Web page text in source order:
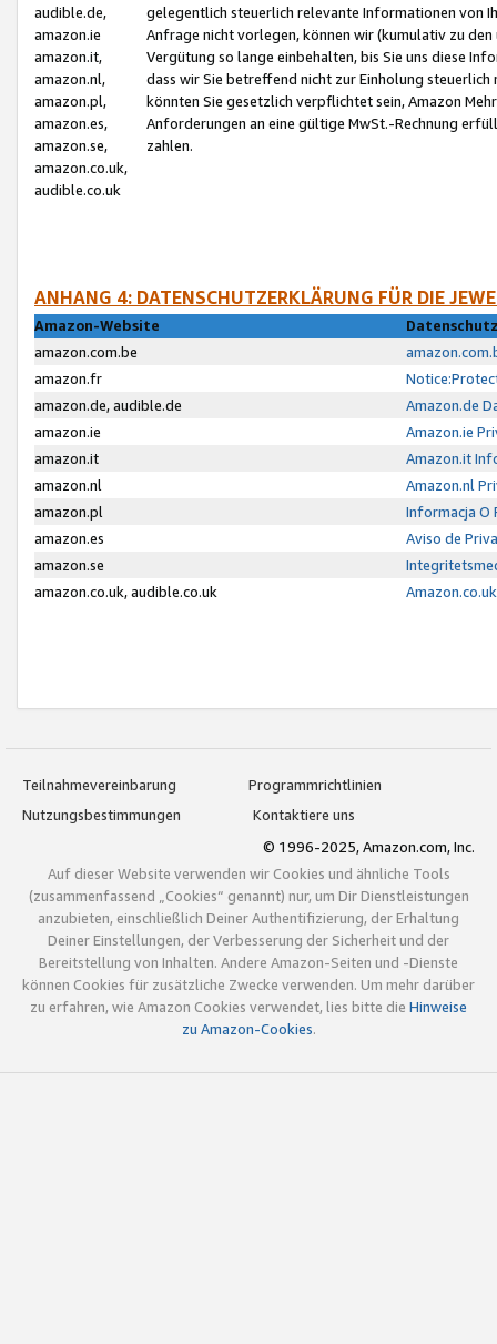
audible.de,
amazon.ie
amazon.it,
amazon.nl,
amazon.pl,
amazon.es,
amazon.se,
amazon.co.uk,
audible.co.uk
gelegentlich steuerlich relevante Informationen von
Anfrage nicht vorlegen, können wir (kumulativ zu
Vergütung so lange einbehalten, bis Sie uns diese
dass wir Sie betreffend nicht zur Einholung
könnten Sie gesetzlich verpflichtet sein, Amazon
Anforderungen an eine gültige MwSt.-Rechnung
zahlen.
ANHANG 4: DATENSCHUTZERKLÄRUNG FÜR DIE
Amazon-Website
amazon.com.be
amazon.fr
amazon.de, audible.de
Amazon.de
amazon.ie
Amazon.ie
amazon.it
Amazon.it
amazon.nl
Amazon.nl
amazon.pl
Informacja O
amazon.es
Aviso de
amazon.se
amazon.co.uk, audible.co.uk
Teilnahmevereinbarung
Programmrichtlinien
Nutzungsbestimmungen
Kontaktiere uns
© 1996-2025, Amazon.com, Inc.
Auf dieser Website verwenden wir Cookies und ähnliche Tools
(zusammenfassend „Cookies“ genannt) nur, um Dir Dienstleistungen
anzubieten, einschließlich Deiner Authentifizierung, der Erhaltung
Deiner Einstellungen, der Verbesserung der Sicherheit und der
Bereitstellung von Inhalten. Andere Amazon-Seiten und -Dienste
können Cookies für zusätzliche Zwecke verwenden. Um mehr darüber
zu erfahren, wie Amazon Cookies verwendet, lies bitte die Hinweise
zu Amazon-Cookies.